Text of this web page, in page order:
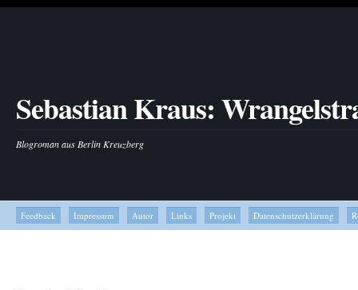
Sebastian Kraus:
Blogroman aus Berlin Kreuzberg
Feedback Impressum Autor Links Projekt Datenschutzerklärung